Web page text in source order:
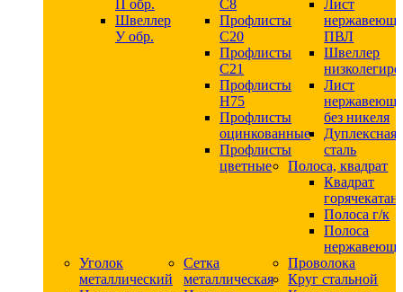
П обр.
Швеллер
У обр.
С8
Профлисты
С20
Профлисты
C21
Профлисты
Н75
Профлисты
оцинкованные
Профлисты
цветные
Лист
ПВЛ
Швеллер
Лист
без никеля
Дуплексная
сталь
Полоса, квадрат
Квадрат
Полоса г/к
Полоса
Уголок
металлический
Сетка
металлическая
Проволока
Круг стальной